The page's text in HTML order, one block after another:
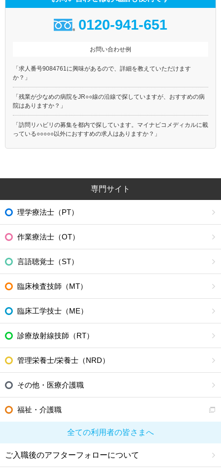
0120-941-651
お問い合わせ例
「求人番号9084761に興味があるので、詳細を教えていただけます
か？」
「残業が少なめの病院をJR○○線の沿線で探していますが、おすすめの病
院はありますか？」
「訪問リハビリの募集を都内で探しています。マイナビコメディカルに載
っている○○○○○以外におすすめの求人はありますか？」
専門サイト
理学療法士（PT）
作業療法士（OT）
言語聴覚士（ST）
臨床検査技師（MT）
臨床工学技士（ME）
診療放射線技師（RT）
管理栄養士/栄養士（NRD）
その他・医療介護職
福祉・介護職
全ての利用者の皆さまへ
ご入職後のアフターフォローについて